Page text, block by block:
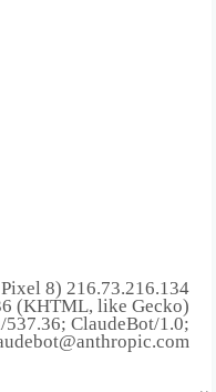
Pixel 8)
(KHTML, like Gecko)
ClaudeBot/1.0;